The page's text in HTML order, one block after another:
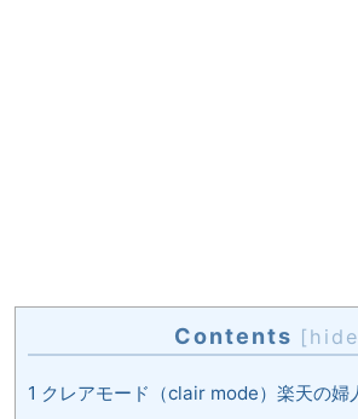
Contents [ hide
1 クレアモード（clair mode）楽天の婦